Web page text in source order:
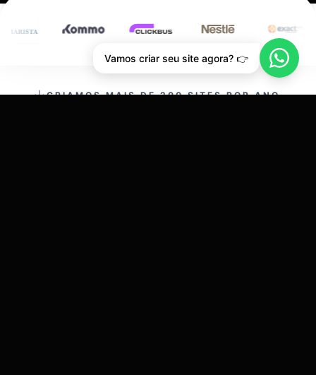
CRIAMOS MAIS DE 200 SITES POR ANO.
Vamos criar seu site agora? 👉